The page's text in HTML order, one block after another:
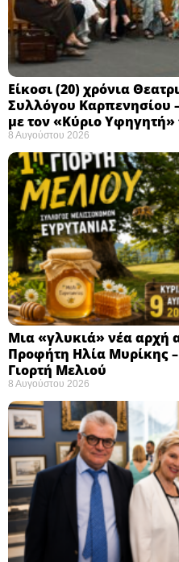
Eίκοσι (20) χρόνια
Συλλόγου Καρπενησίου
με τον «Κύριο
8 Αυγούστου 2026
Μια «γλυκιά» νέα αρχή
Προφήτη Ηλία Μυρίκης
Γιορτή Μελιού
8 Αυγούστου 2026